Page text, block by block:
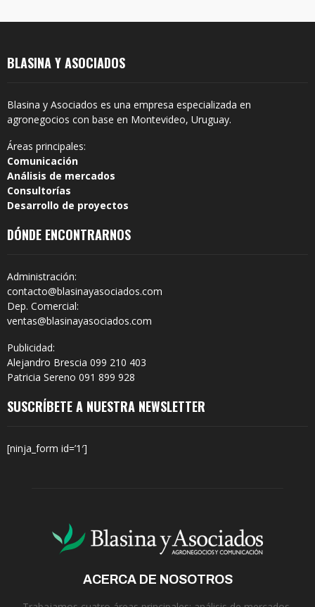
BLASINA Y ASOCIADOS
Blasina y Asociados es una empresa especializada en
agronegocios con base en Montevideo, Uruguay.
Áreas principales:
Comunicación
Análisis de mercados
Consultorías
Desarrollo de proyectos
DÓNDE ENCONTRARNOS
Administración:
contacto@blasinayasociados.com
Dep. Comercial:
ventas@blasinayasociados.com
Publicidad:
Alejandro Brescia 099 210 403
Patricia Sereno 091 899 928
SUSCRÍBETE A NUESTRA NEWSLETTER
[ninja_form id=’1′]
ACERCA DE NOSOTROS